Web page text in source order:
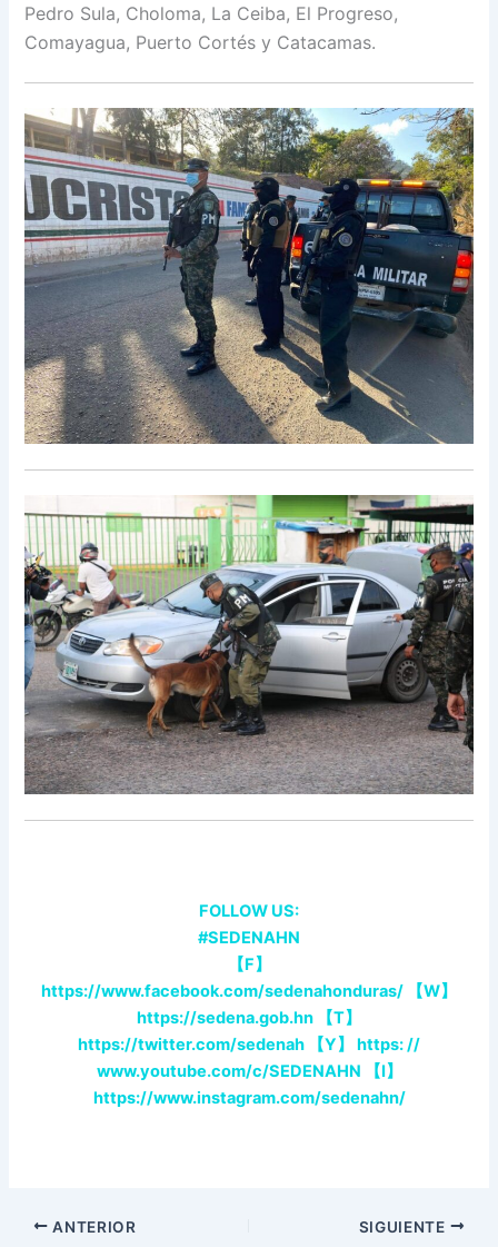
Pedro Sula, Choloma, La Ceiba, El Progreso,
Comayagua, Puerto Cortés y Catacamas.
FOLLOW US:
#SEDENAHN
【F】
https://www.facebook.com/sedenahonduras/
【W】
https://sedena.gob.hn
【T】
https://twitter.com/sedenah
【Y】 https: //
www.youtube.com/c/SEDENAHN
【I】
https://www.instagram.com/sedenahn/
ANTERIOR SIGUIENTE